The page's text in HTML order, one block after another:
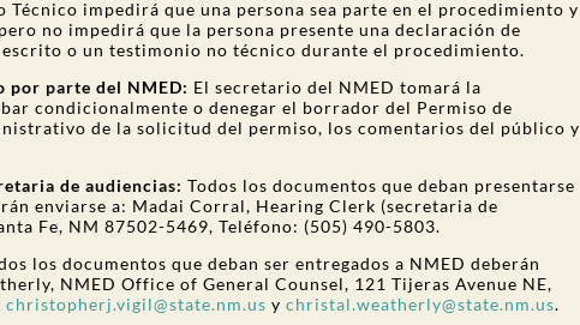
impedirá que una persona sea parte en el procedimiento y
no impedirá que la persona presente una declaración de
o un testimonio no técnico durante el procedimiento.
por parte del NMED: El secretario del NMED tomará la
condicionalmente o denegar el borrador del Permiso de
de la solicitud del permiso, los comentarios del público y
de audiencias: Todos los documentos que deban presentarse
enviarse a: Madai Corral, Hearing Clerk (secretaria de
Fe, NM 87502-5469, Teléfono: (505) 490-5803.
los documentos que deban ser entregados a NMED deberán
NMED Office of General Counsel, 121 Tijeras Avenue NE,
christopherj.vigil@state.nm.us y christal.weatherly@state.nm.us.